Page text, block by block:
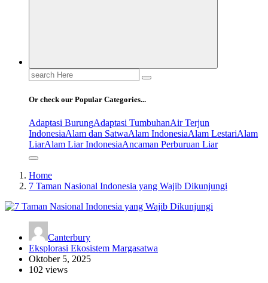
Search
for:
Or check our Popular Categories...
Adaptasi BurungAdaptasi TumbuhanAir Terjun
IndonesiaAlam dan SatwaAlam IndonesiaAlam LestariAlam
LiarAlam Liar IndonesiaAncaman Perburuan Liar
Home
7 Taman Nasional Indonesia yang Wajib Dikunjungi
Canterbury
Eksplorasi Ekosistem Margasatwa
Oktober 5, 2025
102 views